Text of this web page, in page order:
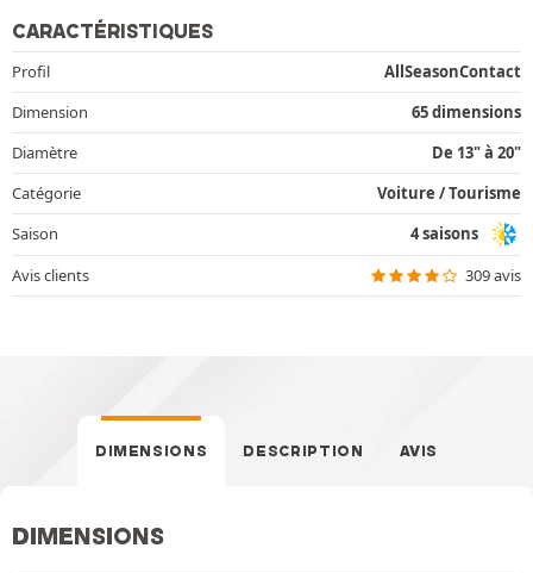
CARACTÉRISTIQUES
Profil
AllSeasonContact
Dimension
65 dimensions
Diamètre
De 13" à 20"
Catégorie
Voiture / Tourisme
Saison
4 saisons
Avis clients
309 avis
DIMENSIONS DESCRIPTION AVIS
DIMENSIONS